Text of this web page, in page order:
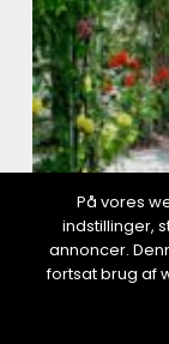
Die
02 Mai 2025
På vores
indstillinger,
annoncer.
fortsat brug af